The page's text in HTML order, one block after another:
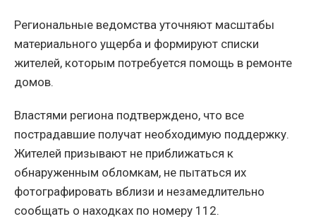
Региональные ведомства уточняют масштабы
материального ущерба и формируют списки
жителей, которым потребуется помощь в ремонте
домов.
Властями региона подтверждено, что все
пострадавшие получат необходимую поддержку.
Жителей призывают не приближаться к
обнаруженным обломкам, не пытаться их
фотографировать вблизи и незамедлительно
сообщать о находках по номеру 112.